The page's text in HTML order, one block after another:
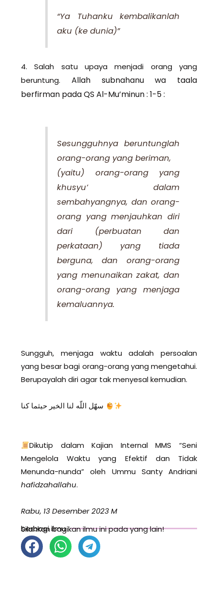
“Ya Tuhanku kembalikanlah
aku (ke dunia)”
4. Salah satu upaya menjadi orang yang
beruntung. Allah subnahanu wa taala
berfirman pada QS Al-Mu’minun : 1-5 :
Sesungguhnya beruntunglah
orang-orang yang beriman,
(yaitu) orang-orang yang
khusyu’ dalam
sembahyangnya, dan orang-
orang yang menjauhkan diri
dari (perbuatan dan
perkataan) yang tiada
berguna, dan orang-orang
yang menunaikan zakat, dan
orang-orang yang menjaga
kemaluannya.
Sungguh, menjaga waktu adalah persoalan
yang besar bagi orang-orang yang mengetahui.
Berupayalah diri agar tak menyesal kemudian.
Dikutip dalam Kajian Internal MMS “Seni
Mengelola Waktu yang Efektif dan Tidak
Menunda-nunda” oleh Ummu Santy Andriani
hafidzahallahu.
Rabu, 13 Desember 2023 M
berbagi ilmu
Silahkan bagikan ilmu ini pada yang lain!